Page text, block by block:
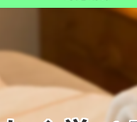
リンパ・ボディケア・
フェイス・ヘッド・耳つ
ハンドインストラクター
フットインストラクタ